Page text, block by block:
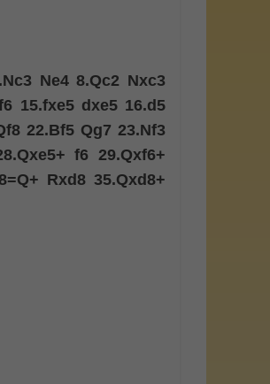
Nc3 Ne4 8.Qc2 Nxc3
15.fxe5 dxe5 16.d5
22.Bf5 Qg7 23.Nf3
Qxe5+ f6 29.Qxf6+
Rxd8 35.Qxd8+